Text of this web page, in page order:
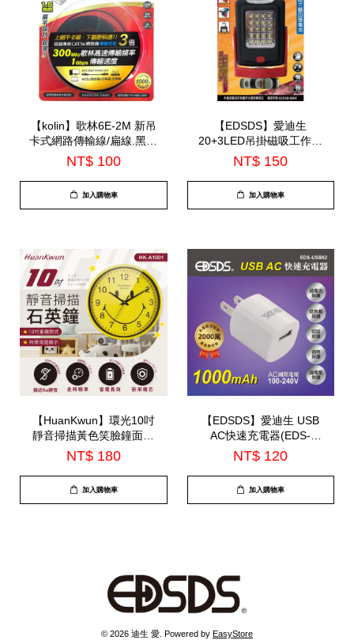
【kolin】歌林6E-2M 新吊
卡式網路傳輸線/扁線.黑色
(KEX-HC601)
NT$ 100
加入購物車
【EDSDS】愛迪生
20+3LED吊掛磁吸工作燈
(EDS-G629)
NT$ 150
加入購物車
【HuanKwun】環光10吋
靜音掃描黃色笑臉鐘面石
英鐘(HK-A1001)
NT$ 180
加入購物車
【EDSDS】愛迪生 USB
AC快速充電器(EDS-
USB62)
NT$ 120
加入購物車
© 2026 迪生 愛. Powered by EasyStore